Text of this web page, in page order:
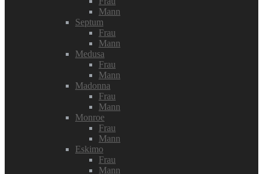
Mann
Septum
Frau
Mann
Medusa
Frau
Mann
Madonna
Frau
Mann
Monroe
Frau
Mann
Eskimo
Frau
Mann